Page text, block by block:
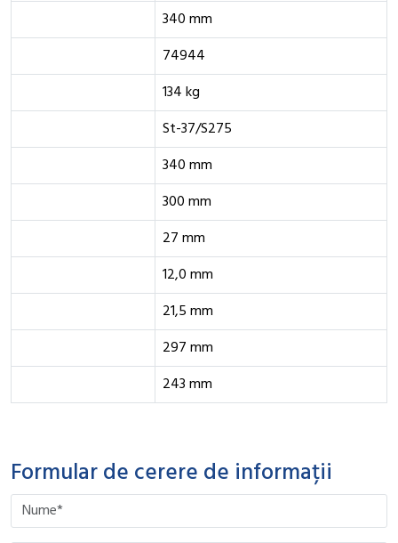
340 mm
74944
134 kg
St-37/S275
340 mm
300 mm
27 mm
12,0 mm
21,5 mm
297 mm
243 mm
Formular de cerere de informații
leave this field empty.
leave this field empty.
leave this field empty.
leave this field empty.